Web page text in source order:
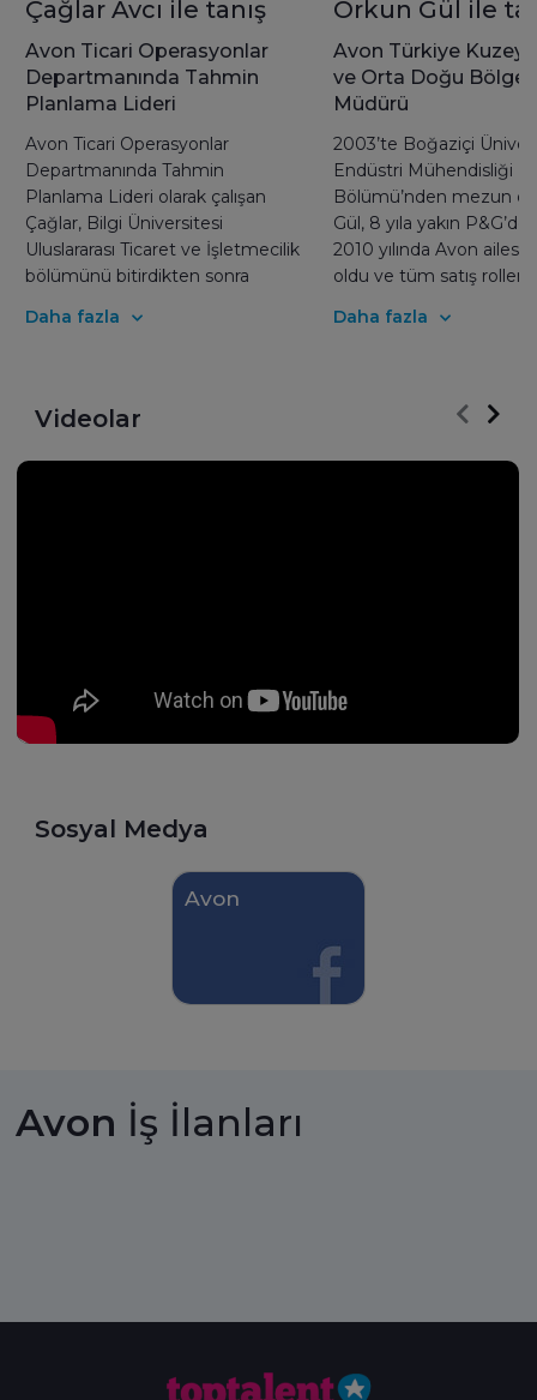
Çağlar Avcı ile tanış
Avon Ticari Operasyonlar
Departmanında Tahmin
Planlama Lideri
Avon Ticari Operasyonlar
Departmanında Tahmin
Planlama Lideri olarak çalışan
Çağlar, Bilgi Üniversitesi
Uluslararası Ticaret ve İşletmecilik
bölümünü bitirdikten sonra
Grosmarket’te geçirdikten sonra
markası olmaktan öte, içinde
bulunduğu toplumdaki kadınların
kalkınmasına ve gelişimine önem
gelen ilk 3 şey; güzelliğin
getirdiği ilerleme, birlikten doğan
kuvvet ve birbirimize olan güven
Daha fazla
Orkun Gül ile
Avon Türkiye Kuzey
ve Orta Doğu
Müdürü
2003’te Boğaziçi
Endüstri Mühendisliği
Bölümü’nden mezun
Gül, 8 yıla yakın P&G’de
2010 yılında Avon
oldu ve tüm satış
Avon Türkiye Kuzey
sürdürüyor. İşi
sahiplenen ve hangi
fark yaratan başarı
tam.
Daha fazla
Videolar
Sosyal Medya
Avon
Avon İş İlanları